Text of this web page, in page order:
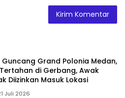
Guncang Grand Polonia Medan,
di Gerbang, Awak
Diizinkan Masuk Lokasi
Juli 2026